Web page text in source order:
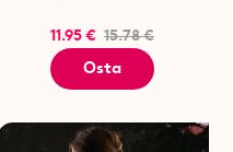
11.95 € 15.78 €
Osta